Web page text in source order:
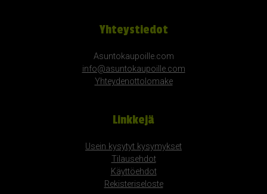
Yhteystiedot
Asuntokaupoille.com
info@asuntokaupoille.com
Yhteydenottolomake
Linkkejä
Usein kysytyt kysymykset
Tilausehdot
Käyttöehdot
Rekisteriseloste